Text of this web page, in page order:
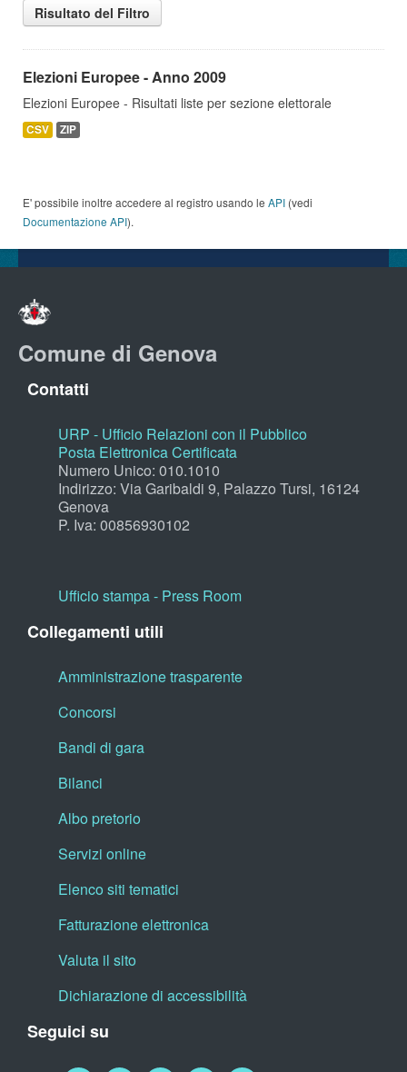
Risultato del Filtro
Elezioni Europee - Anno 2009
Elezioni Europee - Risultati liste per sezione elettorale
CSV ZIP
E' possibile inoltre accedere al registro usando le API (vedi
Documentazione API).
Comune di Genova
Contatti
URP - Ufficio Relazioni con il Pubblico
Posta Elettronica Certificata
Numero Unico: 010.1010
Indirizzo: Via Garibaldi 9, Palazzo Tursi, 16124
Genova
P. Iva: 00856930102
Ufficio stampa - Press Room
Collegamenti utili
Amministrazione trasparente
Concorsi
Bandi di gara
Bilanci
Albo pretorio
Servizi online
Elenco siti tematici
Fatturazione elettronica
Valuta il sito
Dichiarazione di accessibilità
Seguici su